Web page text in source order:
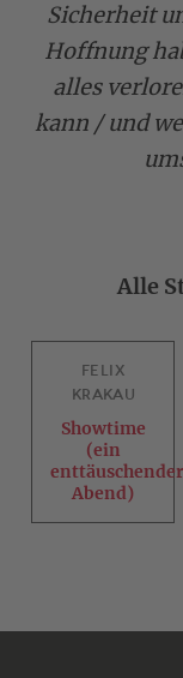
Sicherheit
Hoffnung
alles
kann / und
Alle
FELIX
KRAKAU
Showtime
(ein
enttäuschender
Abend)